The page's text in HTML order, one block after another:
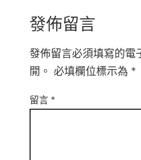
發佈留言
發佈留言必須填寫的電
開。 必填欄位標示為 *
留言 *